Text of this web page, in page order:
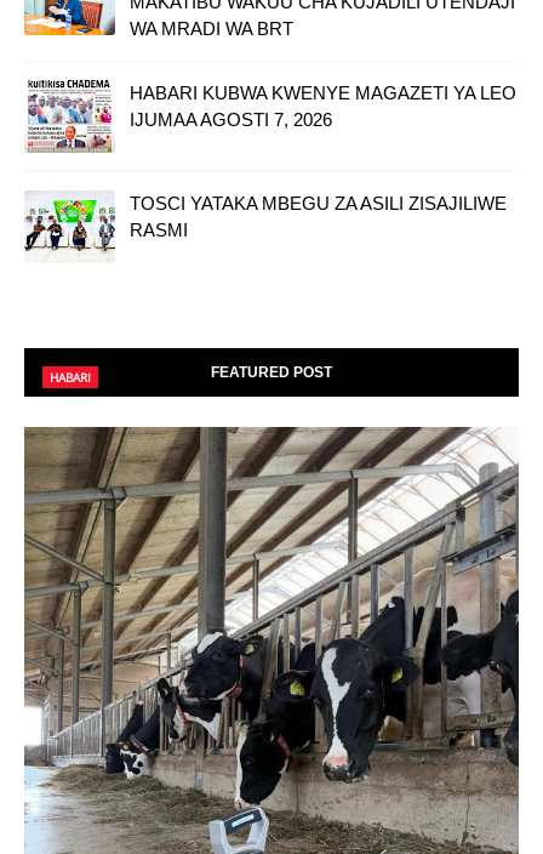
WA MRADI WA BRT
HABARI KUBWA KWENYE MAGAZETI YA LEO
IJUMAA AGOSTI 7, 2026
TOSCI YATAKA MBEGU ZA ASILI ZISAJILIWE
RASMI
FEATURED POST
HABARI